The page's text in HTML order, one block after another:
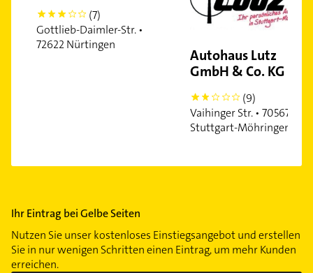
3
(7)
Gottlieb-Daimler-Str. •
72622 Nürtingen
Autohaus Lutz
GmbH & Co. KG
2
(9)
Vaihinger Str. • 70567
Stuttgart-Möhringen
Ihr Eintrag bei Gelbe Seiten
Nutzen Sie unser kostenloses Einstiegsangebot und erstellen
Sie in nur wenigen Schritten einen Eintrag, um mehr Kunden
erreichen.